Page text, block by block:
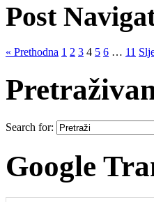
Post
« Prethodna 1 2 3 4 5 6 … 11
Search for:
Google